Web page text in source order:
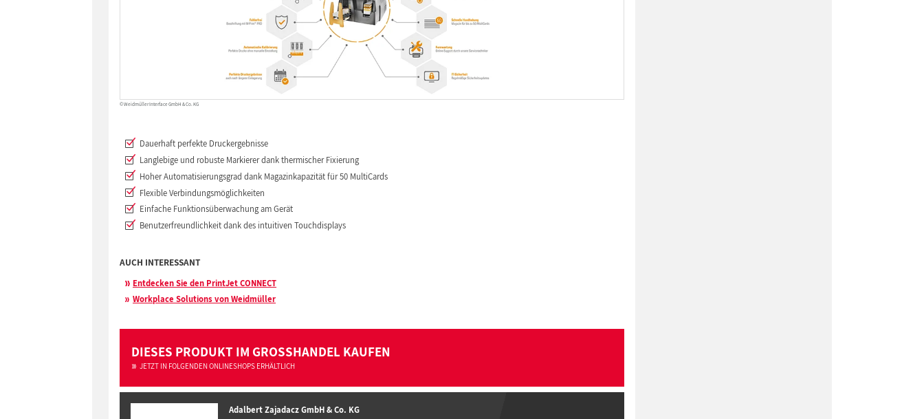
© Weidmüller Interface GmbH & Co. KG
Dauerhaft perfekte Druckergebnisse
Langlebige und robuste Markierer dank thermischer Fixierung
Hoher Automatisierungsgrad dank Magazinkapazität für 50 MultiCards
Flexible Verbindungsmöglichkeiten
Einfache Funktionsüberwachung am Gerät
Benutzerfreundlichkeit dank des intuitiven Touchdisplays
AUCH INTERESSANT
Entdecken Sie den PrintJet CONNECT
Workplace Solutions von Weidmüller
DIESES PRODUKT IM GROSSHANDEL KAUFEN
JETZT IN FOLGENDEN ONLINESHOPS ERHÄLTLICH
Adalbert Zajadacz GmbH & Co. KG